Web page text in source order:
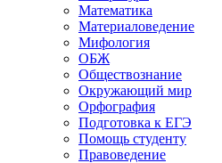
Математика
Материаловедение
Мифология
ОБЖ
Обществознание
Окружающий мир
Орфография
Подготовка к ЕГЭ
Помощь студенту
Правоведение